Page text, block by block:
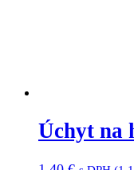
Úchyt na